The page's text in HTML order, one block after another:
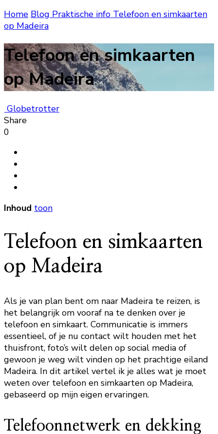
Home Blog Praktische info Telefoon en simkaarten
op Madeira
Telefoon en simkaarten
op Madeira
Globetrotter
Share
0
Inhoud toon
Telefoon en simkaarten
op Madeira
Als je van plan bent om naar Madeira te reizen, is
het belangrijk om vooraf na te denken over je
telefoon en simkaart. Communicatie is immers
essentieel, of je nu contact wilt houden met het
thuisfront, foto’s wilt delen op social media of
gewoon je weg wilt vinden op het prachtige eiland
Madeira. In dit artikel vertel ik je alles wat je moet
weten over telefoon en simkaarten op Madeira,
gebaseerd op mijn eigen ervaringen.
Telefoonnetwerk en dekking